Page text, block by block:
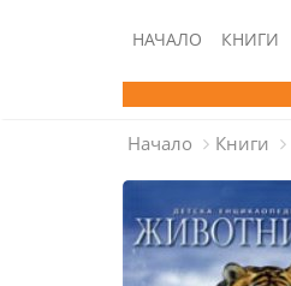
НАЧАЛО КНИГИ
Начало Книги